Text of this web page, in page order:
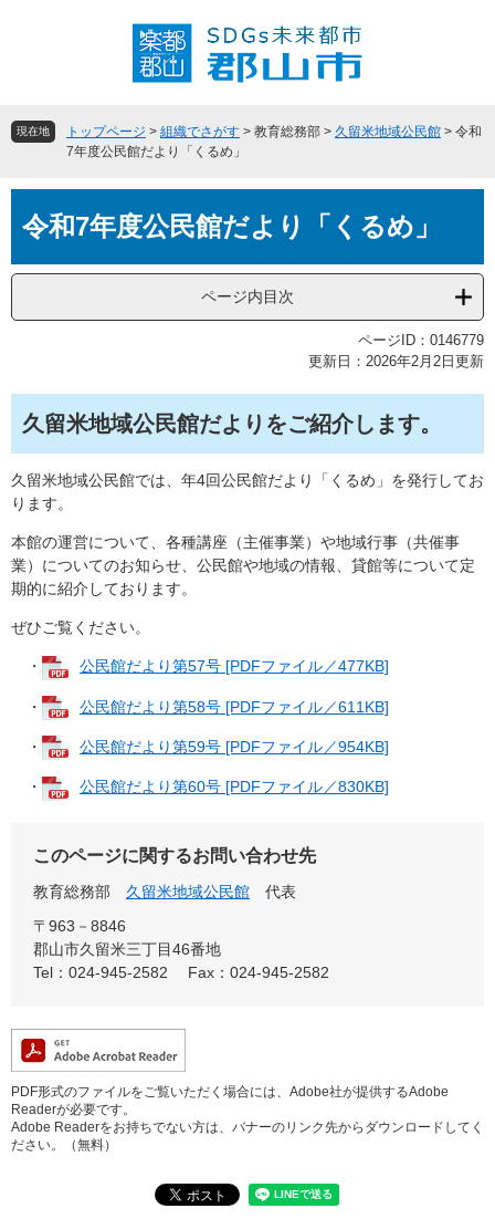
頭
飛
へ
現在地 トップページ > 組織でさがす > 教育総務部 > 久留米地域公民館 > 令和
7年度公民館だより「くるめ」
文令和7年度公民館だより「くるめ」
ページ内目次
ページID：0146779
更新日：2026年2月2日更新
久留米地域公民館だよりをご紹介します。
久留米地域公民館では、年4回公民館だより「くるめ」を発行してお
ります。
本館の運営について、各種講座（主催事業）や地域行事（共催事
業）についてのお知らせ、公民館や地域の情報、貸館等について定
期的に紹介しております。
ぜひご覧ください。
・ 公民館だより第57号 [PDFファイル／477KB]
・ 公民館だより第58号 [PDFファイル／611KB]
・ 公民館だより第59号 [PDFファイル／954KB]
・ 公民館だより第60号 [PDFファイル／830KB]
このページに関するお問い合わせ先
教育総務部 久留米地域公民館
代表
〒963－8846
郡山市久留米三丁目46番地
Tel：024-945-2582
Fax：024-945-2582
PDF形式のファイルをご覧いただく場合には、Adobe社が提供するAdobe
Readerが必要です。
Adobe Readerをお持ちでない方は、バナーのリンク先からダウンロードしてく
ださい。（無料）